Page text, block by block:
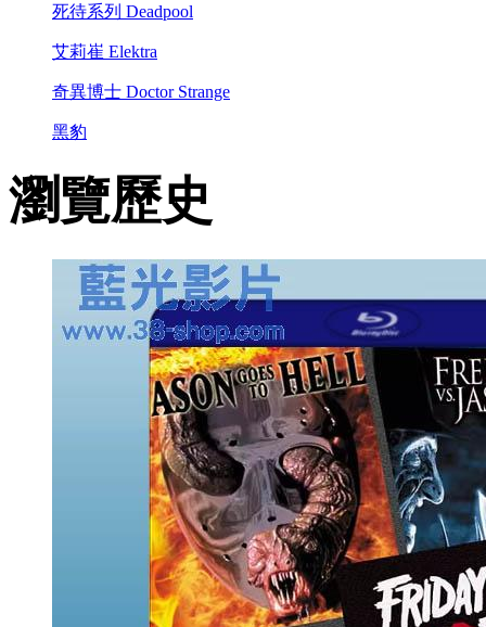
死待系列 Deadpool
艾莉崔 Elektra
奇異博士 Doctor Strange
黑豹
瀏覽歷史